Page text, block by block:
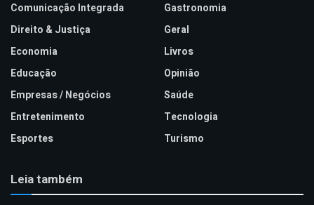
Comunicação Integrada
Direito & Justiça
Economia
Educação
Empresas / Negócios
Entretenimento
Esportes
Gastronomia
Geral
Livros
Opinião
Saúde
Tecnologia
Turismo
Leia também